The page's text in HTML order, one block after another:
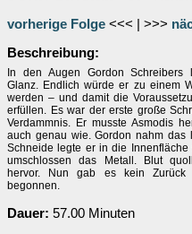
vorherige Folge <<< | >>>
Beschreibung:
In den Augen Gordon Schreibers
Glanz. Endlich würde er zu einem
werden – und damit die
erfüllen. Es war der erste große
Verdammnis. Er musste Asmodis
auch genau wie. Gordon nahm das
Schneide legte er in die
umschlossen das Metall. Blut
hervor. Nun gab es kein Zurück
begonnen.
Dauer: 57.00 Minuten